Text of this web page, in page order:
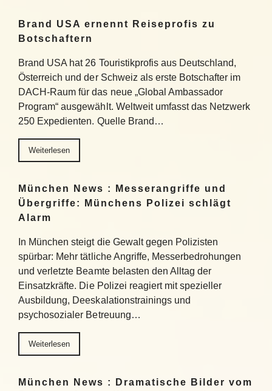
Brand USA ernennt Reiseprofis zu
Botschaftern
Brand USA hat 26 Touristikprofis aus Deutschland,
Österreich und der Schweiz als erste Botschafter im
DACH-Raum für das neue „Global Ambassador
Program“ ausgewählt. Weltweit umfasst das Netzwerk
250 Expedienten. Quelle Brand…
Weiterlesen
München News : Messerangriffe und
Übergriffe: Münchens Polizei schlägt
Alarm
In München steigt die Gewalt gegen Polizisten
spürbar: Mehr tätliche Angriffe, Messerbedrohungen
und verletzte Beamte belasten den Alltag der
Einsatzkräfte. Die Polizei reagiert mit spezieller
Ausbildung, Deeskalationstrainings und
psychosozialer Betreuung…
Weiterlesen
München News : Dramatische Bilder vom